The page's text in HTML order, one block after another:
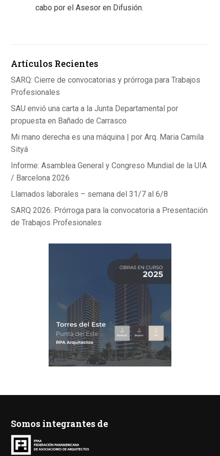
cabo por el Asesor en Difusión.
Artículos Recientes
SARQ: Cierre de convocatorias y prórroga para Trabajos
Profesionales
SAU envió una carta a la Junta Departamental por
propuesta en Bañado de Carrasco
Mi mano derecha es una máquina | por Arq. Maria Camila
Sityá
Informe: Asamblea General y Congreso Mundial de la UIA
/ Barcelona 2026
Llamados laborales – semana del 31/7 al 6/8
SARQ 2026: Prórroga para la convocatoria a Presentación
de Trabajos Profesionales
Somos integrantes de